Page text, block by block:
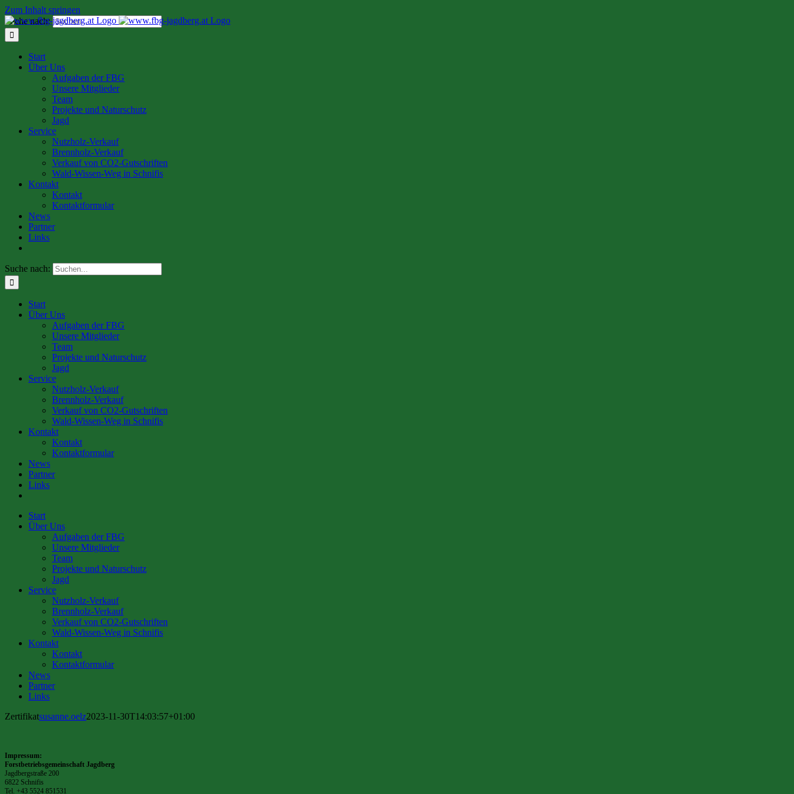
Zum Inhalt springen
Suche nach:
Start
Über Uns
Aufgaben der FBG
Unsere Mitglieder
Team
Projekte und Naturschutz
Jagd
Service
Nutzholz-Verkauf
Brennholz-Verkauf
Verkauf von CO2-Gutschriften
Wald-Wissen-Weg in Schnifis
Kontakt
Kontakt
Kontaktformular
News
Partner
Links
Suche nach:
Start
Über Uns
Aufgaben der FBG
Unsere Mitglieder
Team
Projekte und Naturschutz
Jagd
Service
Nutzholz-Verkauf
Brennholz-Verkauf
Verkauf von CO2-Gutschriften
Wald-Wissen-Weg in Schnifis
Kontakt
Kontakt
Kontaktformular
News
Partner
Links
Start
Über Uns
Aufgaben der FBG
Unsere Mitglieder
Team
Projekte und Naturschutz
Jagd
Service
Nutzholz-Verkauf
Brennholz-Verkauf
Verkauf von CO2-Gutschriften
Wald-Wissen-Weg in Schnifis
Kontakt
Kontakt
Kontaktformular
News
Partner
Links
Zertifikatsusanne.oelz2023-11-30T14:03:57+01:00
Impressum:
Forstbetriebsgemeinschaft Jagdberg
Jagdbergstraße 200
6822 Schnifis
Tel. +43 5524 851531